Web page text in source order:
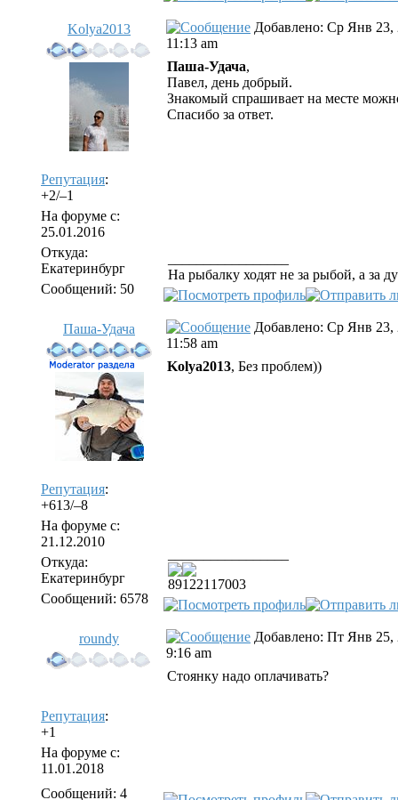
Kolya2013
Репутация:
+2/–1
На форуме с:
25.01.2016
Откуда:
Екатеринбург
Сообщений: 50
Добавлено: Ср Янв 23,
11:13 am
Паша-Удача,
Павел, день добрый.
Знакомый спрашивает на месте
Спасибо за ответ.
На рыбалку ходят не за рыбой, а за
Паша-Удача
Репутация:
+613/–8
На форуме с:
21.12.2010
Откуда:
Екатеринбург
Сообщений: 6578
Добавлено: Ср Янв 23,
11:58 am
Kolya2013, Без проблем))
89122117003
roundy
Репутация:
+1
На форуме с:
11.01.2018
Сообщений: 4
Добавлено: Пт Янв 25,
9:16 am
Стоянку надо оплачивать?